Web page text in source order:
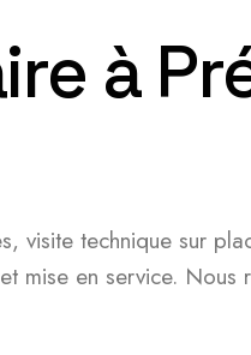
à
technique sur
en service. Nous